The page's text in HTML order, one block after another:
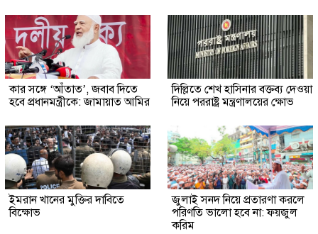
কার সঙ্গে ‘আঁতাত’, জবাব দিতে
হবে প্রধানমন্ত্রীকে: জামায়াত আমির
দিল্লিতে শেখ হাসিনার বক্তব্য দেওয়া
নিয়ে পররাষ্ট্র মন্ত্রণালয়ের ক্ষোভ
ইমরান খানের মুক্তির দাবিতে
বিক্ষোভ
জুলাই সনদ নিয়ে প্রতারণা করলে
পরিণতি ভালো হবে না: ফয়জুল
করিম